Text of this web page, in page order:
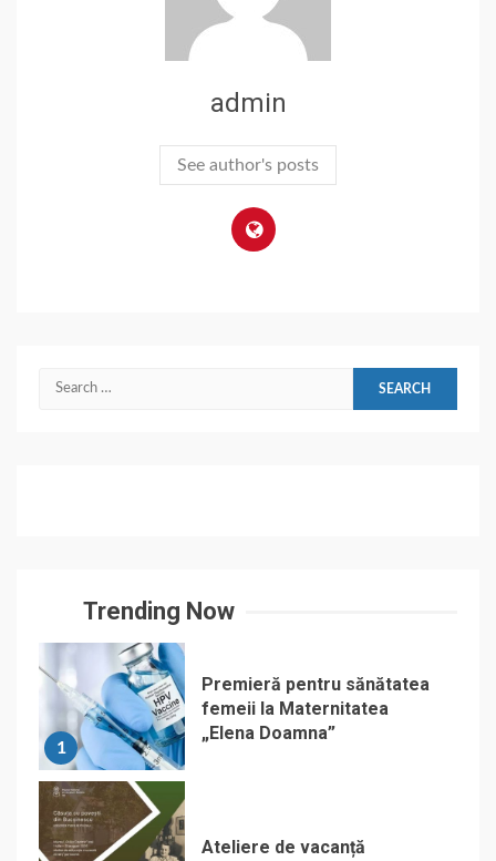
admin
See author's posts
Search
Trending Now
1
Premieră pentru sănătatea
femeii la Maternitatea
„Elena Doamna”
Ateliere de vacanță